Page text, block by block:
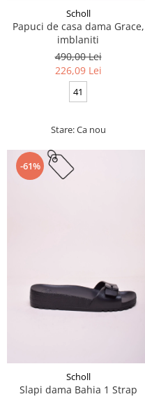
Scholl
Papuci de casa dama Grace,
imblaniti
490,00 Lei
226,09 Lei
41
Stare: Ca nou
-61%
Scholl
Slapi dama Bahia 1 Strap